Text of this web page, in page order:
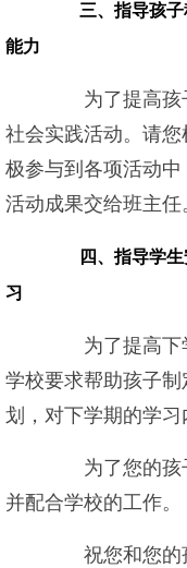
三、指导孩子
能力
为了提高孩
社会实践活动。请
极参与到各项活动
活动成果交给班主任
四、指导学生
习
为了提高下
学校要求帮助孩子
划，对下学期的学习
为了您的孩
并配合学校的工作。
祝您和您的孩